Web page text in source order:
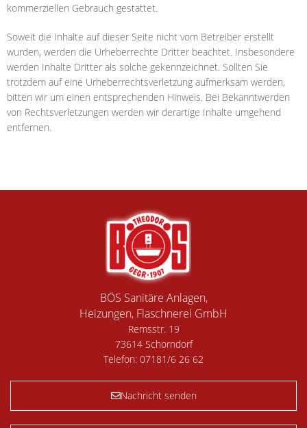
kommerziellen Gebrauch gestattet.
Soweit die Inhalte auf dieser Seite nicht vom Betreiber erstellt
wurden, werden die Urheberrechte Dritter beachtet. Insbesondere
werden Inhalte Dritter als solche gekennzeichnet. Sollten Sie
trotzdem auf eine Urheberrechtsverletzung aufmerksam werden,
bitten wir um einen entsprechenden Hinweis. Bei Bekanntwerden
von Rechtsverletzungen werden wir derartige Inhalte umgehend
entfernen.
BÖS Sanitäre Anlagen,
Heizungen, Flaschnerei GmbH
Remsstr. 19
73614 Schorndorf
Telefon: 07181/6 26 62
Nachricht senden